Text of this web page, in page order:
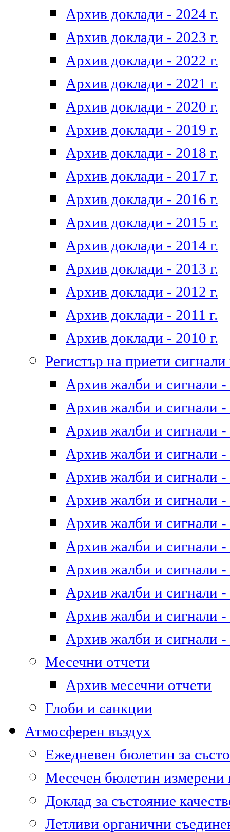
Архив доклади - 2024 г.
Архив доклади - 2023 г.
Архив доклади - 2022 г.
Архив доклади - 2021 г.
Архив доклади - 2020 г.
Архив доклади - 2019 г.
Архив доклади - 2018 г.
Архив доклади - 2017 г.
Архив доклади - 2016 г.
Архив доклади - 2015 г.
Архив доклади - 2014 г.
Архив доклади - 2013 г.
Архив доклади - 2012 г.
Архив доклади - 2011 г.
Архив доклади - 2010 г.
Регистър на приети
Архив жалби и сигнали -
Архив жалби и сигнали -
Архив жалби и сигнали -
Архив жалби и сигнали -
Архив жалби и сигнали -
Архив жалби и сигнали -
Архив жалби и сигнали -
Архив жалби и сигнали -
Архив жалби и сигнали -
Архив жалби и сигнали -
Архив жалби и сигнали -
Архив жалби и сигнали -
Месечни отчети
Архив месечни отчети
Глоби и санкции
Атмосферен въздух
Ежедневен бюлетин за
Месечен бюлетин
Доклад за състояние
Летливи органични